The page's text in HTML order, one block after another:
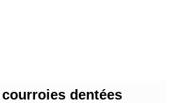
dentées